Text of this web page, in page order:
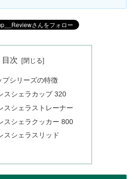
目次
プシリーズの特徴
スシェラカップ 320
スシェラストレーナー
スシェラクッカー 800
スシェラスリッド